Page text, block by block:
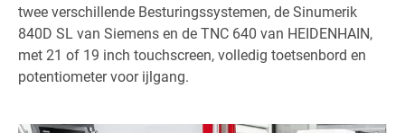
twee verschillende Besturingssystemen, de Sinumerik
840D SL van Siemens en de TNC 640 van HEIDENHAIN,
met 21 of 19 inch touchscreen, volledig toetsenbord en
potentiometer voor ijlgang.